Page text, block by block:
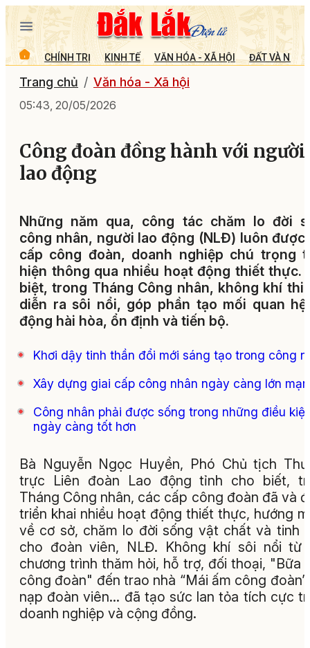
CHÍNH TRỊ KINH TẾ VĂN HÓA - XÃ HỘI ĐẤT VÀ
Trang chủ Văn hóa - Xã hội
05:43, 20/05/2026
Công đoàn đồng hành với người
lao động
Những năm qua, công tác chăm lo đời
công nhân, người lao động (NLĐ) luôn được
cấp công đoàn, doanh nghiệp chú trọng
hiện thông qua nhiều hoạt động thiết thực.
biệt, trong Tháng Công nhân, không khí thi
diễn ra sôi nổi, góp phần tạo mối quan
động hài hòa, ổn định và tiến bộ.
Khơi dậy tinh thần đổi mới sáng tạo trong công
Xây dựng giai cấp công nhân ngày càng lớn
Công nhân phải được sống trong những điều
ngày càng tốt hơn
Bà Nguyễn Ngọc Huyền, Phó Chủ tịch
trực Liên đoàn Lao động tỉnh cho biết,
Tháng Công nhân, các cấp công đoàn đã và
triển khai nhiều hoạt động thiết thực, hướng
về cơ sở, chăm lo đời sống vật chất và tinh
cho đoàn viên, NLĐ. Không khí sôi nổi từ
chương trình thăm hỏi, hỗ trợ, đối thoại, "Bữa
công đoàn" đến trao nhà “Mái ấm công
nạp đoàn viên… đã tạo sức lan tỏa tích cực
doanh nghiệp và cộng đồng.